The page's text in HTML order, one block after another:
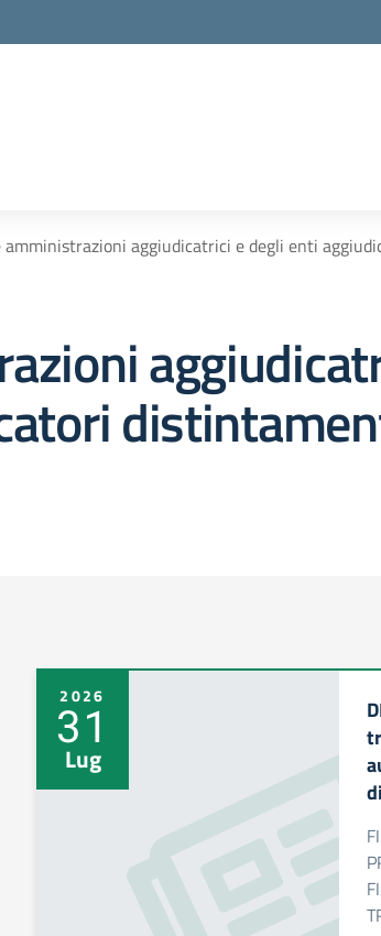
aggiudicatrici e degli enti
2026
31
Lug